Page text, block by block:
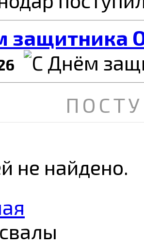
защитника
не найдено.